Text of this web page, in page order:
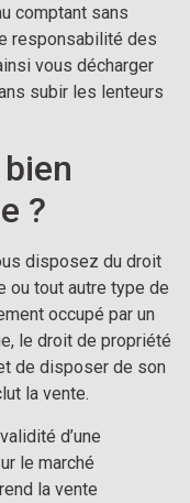
comptant sans
responsabilité des
vous décharger
subir les lenteurs
?
disposez du droit
ou tout autre type de
occupé par un
le droit de propriété
de disposer de son
la vente.
d’une
le marché
la vente